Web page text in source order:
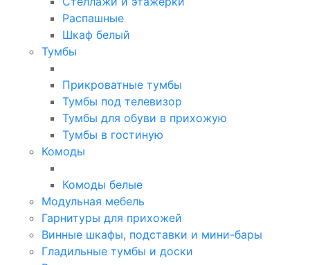
Распашные
Шкаф белый
Тумбы
Прикроватные тумбы
Тумбы под телевизор
Тумбы для обуви в прихожую
Тумбы в гостиную
Комоды
Комоды белые
Модульная мебель
Гарнитуры для прихожей
Винные шкафы, подставки и мини-бары
Гладильные тумбы и доски